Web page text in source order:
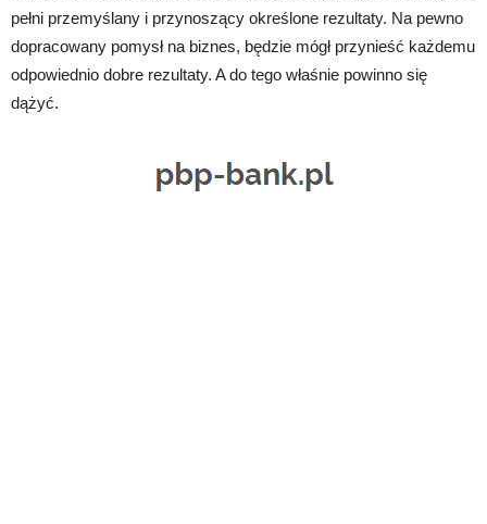
pełni przemyślany i przynoszący określone rezultaty. Na pewno
dopracowany pomysł na biznes, będzie mógł przynieść każdemu
odpowiednio dobre rezultaty. A do tego właśnie powinno się
dążyć.